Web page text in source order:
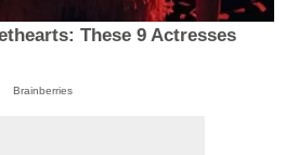
These 9 Actresses
Brainberries